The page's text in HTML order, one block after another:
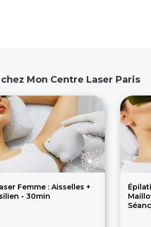
Mon Centre Laser Paris
Femme : Aisselles +
- 30min